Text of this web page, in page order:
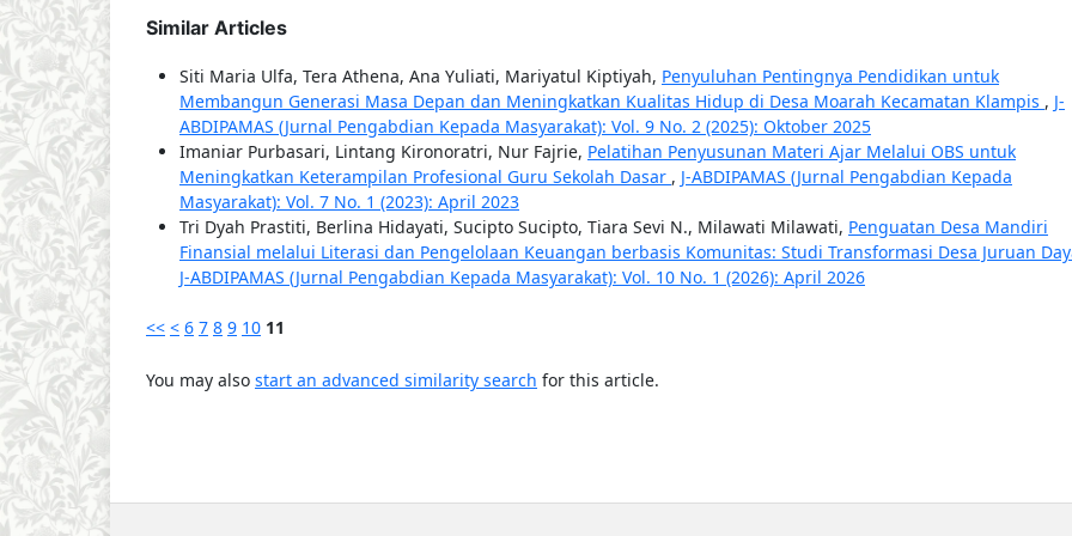
Similar Articles
Siti Maria Ulfa, Tera Athena, Ana Yuliati, Mariyatul Kiptiyah, Penyuluhan Pentingnya Pendidikan untuk
Membangun Generasi Masa Depan dan Meningkatkan Kualitas Hidup di Desa Moarah Kecamatan Klampis , J-
ABDIPAMAS (Jurnal Pengabdian Kepada Masyarakat): Vol. 9 No. 2 (2025): Oktober 2025
Imaniar Purbasari, Lintang Kironoratri, Nur Fajrie, Pelatihan Penyusunan Materi Ajar Melalui OBS untuk
Meningkatkan Keterampilan Profesional Guru Sekolah Dasar , J-ABDIPAMAS (Jurnal Pengabdian Kepada
Masyarakat): Vol. 7 No. 1 (2023): April 2023
Tri Dyah Prastiti, Berlina Hidayati, Sucipto Sucipto, Tiara Sevi N., Milawati Milawati, Penguatan Desa Mandiri
Finansial melalui Literasi dan Pengelolaan Keuangan berbasis Komunitas: Studi Transformasi Desa Juruan
J-ABDIPAMAS (Jurnal Pengabdian Kepada Masyarakat): Vol. 10 No. 1 (2026): April 2026
<< < 6 7 8 9 10 11
You may also start an advanced similarity search for this article.